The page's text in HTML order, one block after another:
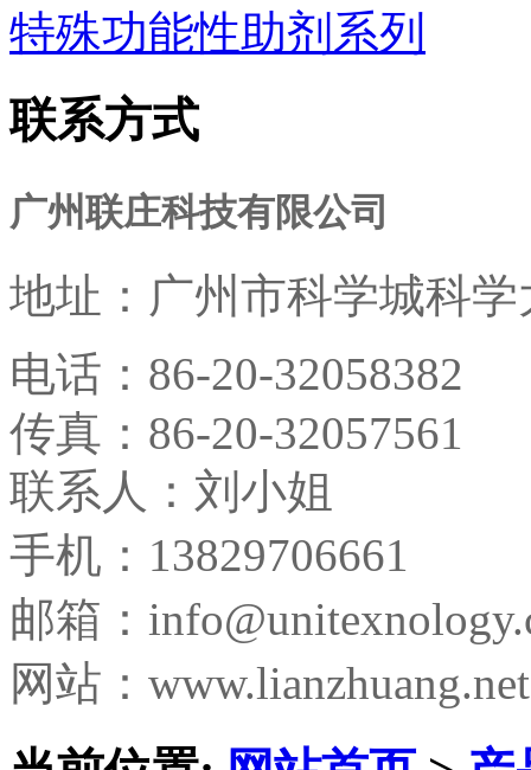
特殊功能性助剂系列
联系方式
广州联庄科技有限公司
地址： 广州市科学城科
电话： 86-20-32058382
传真： 86-20-32057561
联系人：刘小姐
手机：13829706661
邮箱：
网站：www.lianzhuang.net